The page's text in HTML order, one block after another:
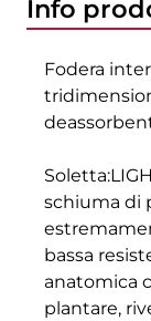
Info
Fodera
schiuma di
bassa
anatomica
plantare,